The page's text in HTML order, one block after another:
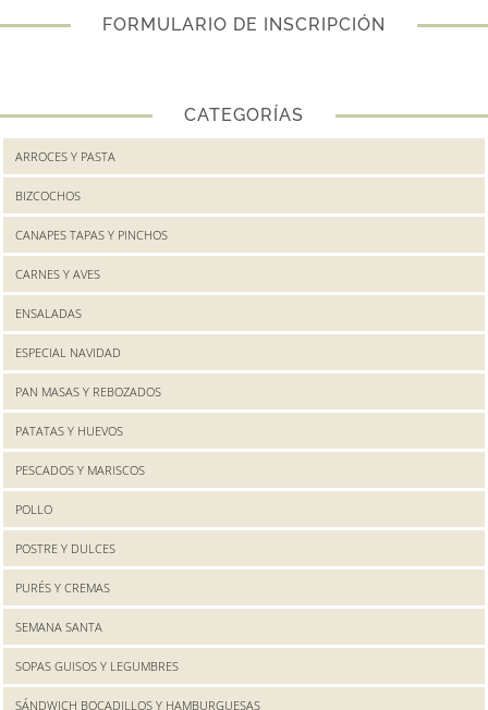
FORMULARIO DE INSCRIPCIÓN
CATEGORÍAS
ARROCES Y PASTA
BIZCOCHOS
CANAPES TAPAS Y PINCHOS
CARNES Y AVES
ENSALADAS
ESPECIAL NAVIDAD
PAN MASAS Y REBOZADOS
PATATAS Y HUEVOS
PESCADOS Y MARISCOS
POLLO
POSTRE Y DULCES
PURÉS Y CREMAS
SEMANA SANTA
SOPAS GUISOS Y LEGUMBRES
SÁNDWICH BOCADILLOS Y HAMBURGUESAS